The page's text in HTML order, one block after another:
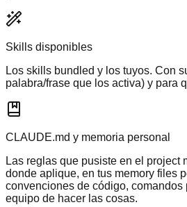
Skills disponibles
Los skills bundled y los tuyos. Con
palabra/frase que los activa) y para
CLAUDE.md y memoria personal
Las reglas que pusiste en el project
donde aplique, en tus memory files
convenciones de código, comandos
equipo de hacer las cosas.